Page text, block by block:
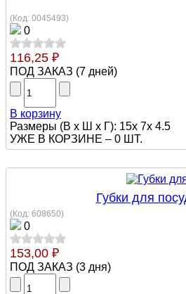
(Код: 0045493)
0
116,25 ₽
ПОД ЗАКАЗ (7 дней)
В корзину
Размеры (В х Ш х Г): 15х 7х 4.5
УЖЕ В КОРЗИНЕ – 0 ШТ.
Губки для
(Код: 608650)
0
153,00 ₽
ПОД ЗАКАЗ (3 дня)